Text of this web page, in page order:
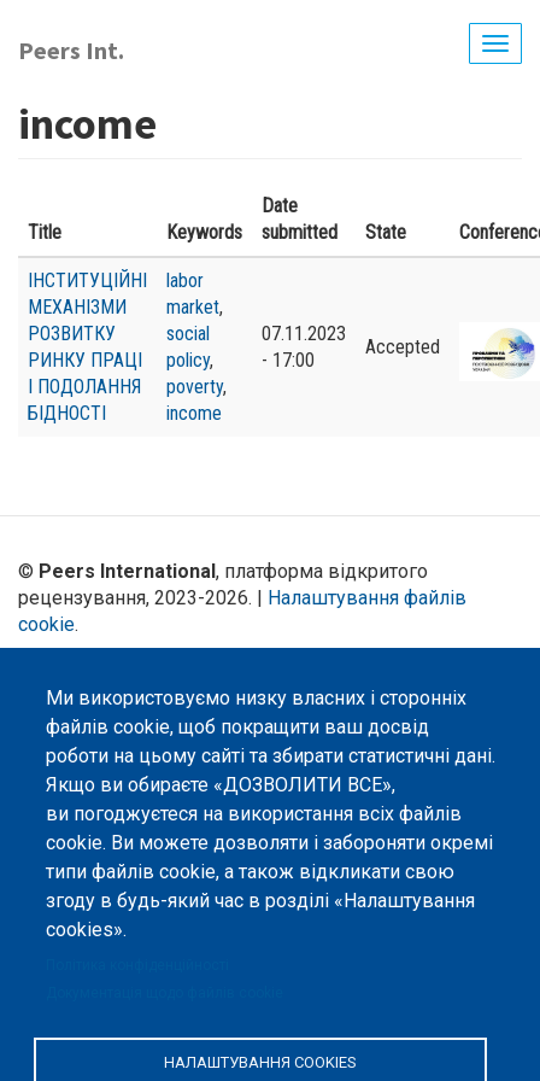
до
основного
Peers Int.
income
Title Keywords
Date
submitted
State
ІНСТИТУЦІЙНІ
МЕХАНІЗМИ
РОЗВИТКУ
РИНКУ ПРАЦІ
І ПОДОЛАННЯ
БІДНОСТІ
labor
market,
social
policy,
poverty,
income
07.11.2023
- 17:00
Accepted
Ми використовуємо низку власних і сторонніх
файлів cookie, щоб покращити ваш досвід
роботи на цьому сайті та збирати статистичні дані.
Якщо ви обираєте «ДОЗВОЛИТИ ВСЕ»,
ви погоджуєтеся на використання всіх файлів
cookie. Ви можете дозволяти і забороняти окремі
типи файлів cookie, а також відкликати свою
згоду в будь-який час в розділі «Налаштування
cookies».
НАЛАШТУВАННЯ COOKIES
© Peers International, платформа відкритого
рецензування, 2023-2026. | Налаштування файлів
cookie.
Зазначенням Авторства 4.0 Міжнародна », якщо не
вказано інше.
Онлайн-платформа відкритого
рецензування Peers International
була розроблена та підтримується
за сприяння Програми Європейського Союзу Erasmus+ у межах проєкту
OPTIMA (618940-EPP-1-2020-1-UA-EPPKA2-CBHE-JP). Підтримка
Єврокомісією створення цього вебсайту не означає схвалення його
змісту, який відображає виключно погляди авторів. Єврокомісія не
несе відповідальності за будь-яке використання інформації, розміщеної
на цьому вебсайті.